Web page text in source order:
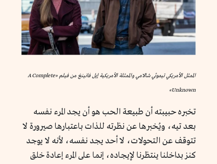
الممثل الأمريكي تيموثي شالامي والممثلة الأمريكية إيل فانينغ من فيلم «A Complete
Unknown»
تخبره حبيبته أن طبيعة الحب هو أن يجد المرء نفسه
بعد تيه، ويُخبرها عن نظرته للذات باعتبارها صيرورة لا
تتوقف عن التحولات، لا أحد يجد نفسه، لأنه لا يوجد
كنز بداخلنا ينتظرنا لإيجاده، إنما على المرء إعادة خلق